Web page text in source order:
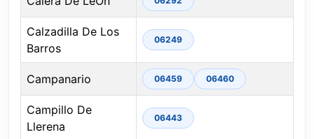
Calzadilla De Los
Barros
06249
Campanario 06459 06460
Campillo De
Llerena
06443